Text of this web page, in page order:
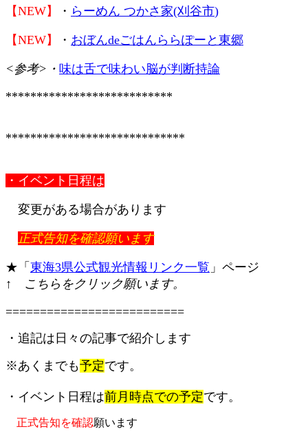
【NEW】 ・ らーめん つかさ家(刈谷市)
【NEW】 ・ おぼんdeごはんららぽーと東郷
<参考>・ 味は舌で味わい脳が判断持論
***************************
*****************************
・イベント日程は
変更がある場合があります
正式告知を確認願います
★「 東海3県公式観光情報リンク一覧 」ページ
↑ こちらをクリック願います。
==========================
・追記は日々の記事で紹介します
※あくまでも予定です。
・イベント日程は前月時点での予定です。
正式告知を確認願います